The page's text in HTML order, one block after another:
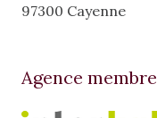
97300 Cayenne
Agence membre